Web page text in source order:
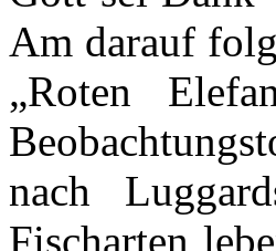
Am darauf
„Roten
nach
Fischarten